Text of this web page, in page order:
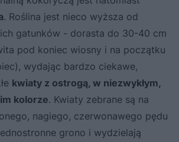
. Roślina jest nieco wyższa od
gatunków - dorasta do 30-40 cm
pod koniec wiosny i na początku
wydając bardzo ciekawe,
kwiaty z ostrogą, w niezwykłym,
kolorze. Kwiaty zebrane są na
nagiego, czerwonawego pędu
grono i wydzielają